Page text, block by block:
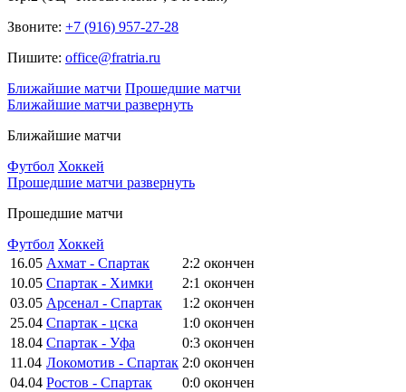
Звоните: +7 (916) 957-27-28
Пишите: office@fratria.ru
Ближайшие матчи Прошедшие матчи
Ближайшие матчи развернуть
Ближайшие матчи
Футбол Хоккей
Прошедшие матчи развернуть
Прошедшие матчи
Футбол Хоккей
16.05 Ахмат - Спартак 2:2 окончен
10.05 Спартак - Химки 2:1 окончен
03.05 Арсенал - Спартак 1:2 окончен
25.04 Спартак - цска 1:0 окончен
18.04 Спартак - Уфа 0:3 окончен
11.04 Локомотив - Спартак 2:0 окончен
04.04 Ростов - Спартак 0:0 окончен